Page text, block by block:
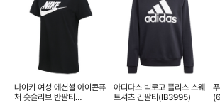
경기도 고양시 덕양구 꽃마을로64,
나이키 여성 에션셜 아이콘퓨
처 숏슬리브 반팔티
아디다스 빅로고 플리스 스웨
트셔츠 긴팔티(IB3995)